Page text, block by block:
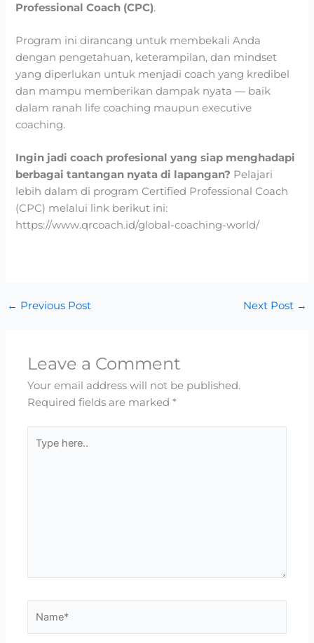
Professional Coach (CPC).
Program ini dirancang untuk membekali Anda
dengan pengetahuan, keterampilan, dan mindset
yang diperlukan untuk menjadi coach yang kredibel
dan mampu memberikan dampak nyata — baik
dalam ranah life coaching maupun executive
coaching.
Ingin jadi coach profesional yang siap menghadapi
berbagai tantangan nyata di lapangan? Pelajari
lebih dalam di program Certified Professional Coach
(CPC) melalui link berikut ini:
https://www.qrcoach.id/global-coaching-world/
← Previous Post Next Post →
Leave a Comment
Your email address will not be published.
Required fields are marked*
here..